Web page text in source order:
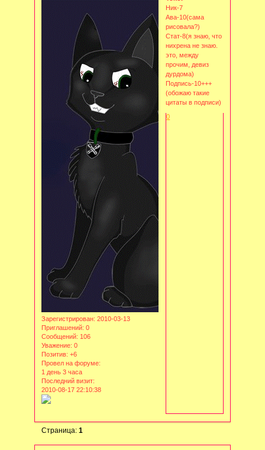
Зарегистрирован: 2010-03-13
Приглашений: 0
Сообщений: 106
Уважение: 0
Позитив: +6
Провел на форуме:
1 день 3 часа
Последний визит:
2010-08-17 22:10:38
Ник-7
Ава-10(сама
рисовала?)
Стат-8(я знаю, что
нихрена не знаю.
это, между
прочим, девиз
дурдома)
Подпись-10+++
(обожаю такие
цитаты в подписи)
0
Страница:1